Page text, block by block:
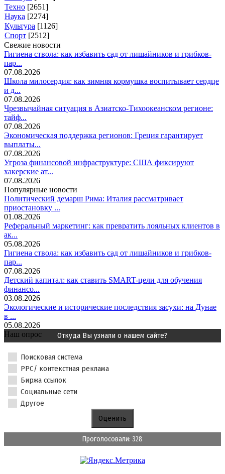
Техно [2651]
Наука [2274]
Культура [1126]
Спорт [2512]
Свежие новости
Гигиена ствола: как избавить сад от лишайников и грибков-
пар...
07.08.2026
Школа милосердия: как зимняя кормушка воспитывает сердце
и д...
07.08.2026
Чрезвычайная ситуация в Азиатско-Тихоокеанском регионе:
тайф...
07.08.2026
Экономическая поддержка регионов: Греция гарантирует
выплаты...
07.08.2026
Угроза финансовой инфраструктуре: США фиксируют
хакерские ат...
07.08.2026
Популярные новости
Политический демарш Рима: Италия рассматривает
приостановку ...
01.08.2026
Реферальный маркетинг: как превратить лояльных клиентов в
ак...
05.08.2026
Гигиена ствола: как избавить сад от лишайников и грибков-
пар...
07.08.2026
Детский капитал: как ставить SMART-цели для обучения
финансо...
03.08.2026
Экологические и исторические последствия засухи: на Дунае
в ...
05.08.2026
Наш опрос
Откуда Вы узнали о нашем сайте?
Поисковая система
PPC/ контекстная реклама
Биржа ссылок
Социальные сети
Другое
Проголосовали: 328